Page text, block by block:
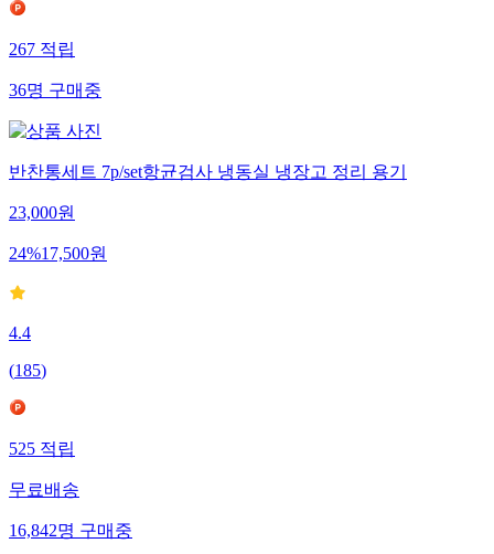
267적립
36명구매중
반찬통세트 7p/set항균검사 냉동실 냉장고 정리 용기
23,000원
24%17,500원
4.4
(185)
525적립
무료배송
16,842명구매중